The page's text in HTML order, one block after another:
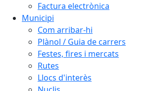
Factura electrònica
Municipi
Com arribar-hi
Plànol / Guia de carrers
Festes, fires i mercats
Rutes
Llocs d'interès